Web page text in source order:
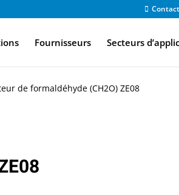
Contact
Fournisseurs Secteurs
de formaldéhyde (CH2O) ZE08